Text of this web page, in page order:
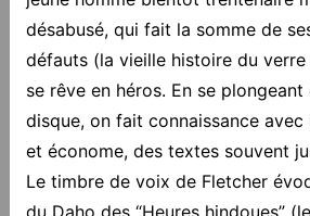
désabusé, qui fait la somme de
défauts (la vieille histoire du
se rêve en héros. En se
disque, on fait connaissance
et économe, des textes souvent
Le timbre de voix de Fletcher
du Daho des “Heures hindoues”